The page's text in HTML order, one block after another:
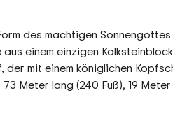
des mächtigen
einem einzigen
der mit einem königlichen
Meter lang (240 Fuß), 19